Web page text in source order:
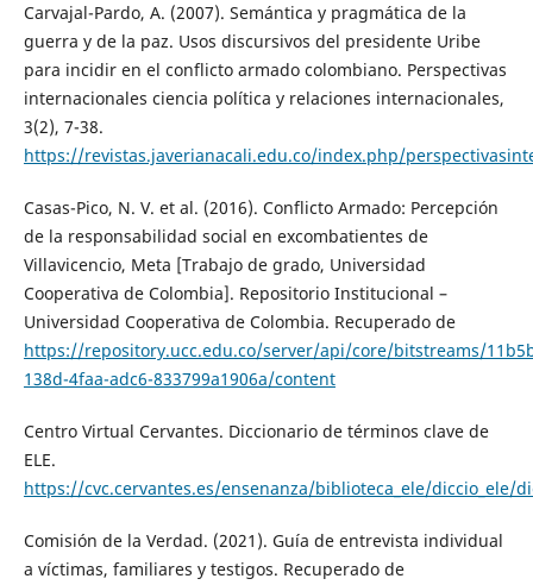
Carvajal-Pardo, A. (2007). Semántica y pragmática de la
guerra y de la paz. Usos discursivos del presidente Uribe
para incidir en el conflicto armado colombiano. Perspectivas
internacionales ciencia política y relaciones internacionales,
3(2), 7-38.
https://revistas.javerianacali.edu.co/index.php/
Casas-Pico, N. V. et al. (2016). Conflicto Armado: Percepción
de la responsabilidad social en excombatientes de
Villavicencio, Meta [Trabajo de grado, Universidad
Cooperativa de Colombia]. Repositorio Institucional –
Universidad Cooperativa de Colombia. Recuperado de
https://repository.ucc.edu.co/server/api/core/bitstreams/
138d-4faa-adc6-833799a1906a/content
Centro Virtual Cervantes. Diccionario de términos clave de
ELE.
https://cvc.cervantes.es/ensenanza/biblioteca_ele/diccio_ele/
Comisión de la Verdad. (2021). Guía de entrevista individual
a víctimas, familiares y testigos. Recuperado de